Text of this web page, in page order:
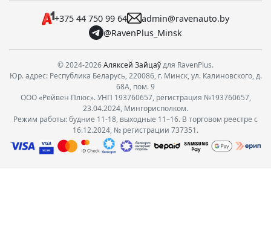
+375 44 750 99 64
admin@ravenauto.by
@RavenPlus_Minsk
© 2024-2026Аляксей Зайцаўдля RavenPlus.
Юр. адрес: Республика Беларусь, 220086, г. Минск, ул. Калиновского, д.
68А, пом. 9
ООО «Рейвен Плюс». УНП 193760657, регистрация №193760657,
23.04.2024, Мингорисполком.
Режим работы: будние 11-18, выходные 11–16. В торговом реестре с
16.12.2024, № регистрации 737351.